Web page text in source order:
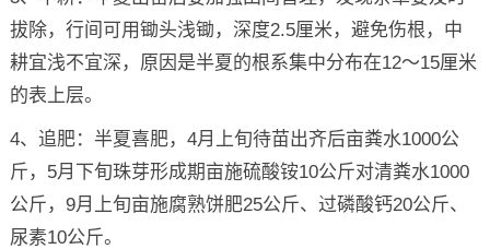
拔除，行间可用锄头浅锄，深度2.5厘米，避免伤根，中
耕宜浅不宜深，原因是半夏的根系集中分布在12～15厘米
的表上层。
4、追肥：半夏喜肥，4月上旬待苗出齐后亩粪水1000公
斤，5月下旬珠芽形成期亩施硫酸铵10公斤对清粪水1000
公斤，9月上旬亩施腐熟饼肥25公斤、过磷酸钙20公斤、
尿素10公斤。